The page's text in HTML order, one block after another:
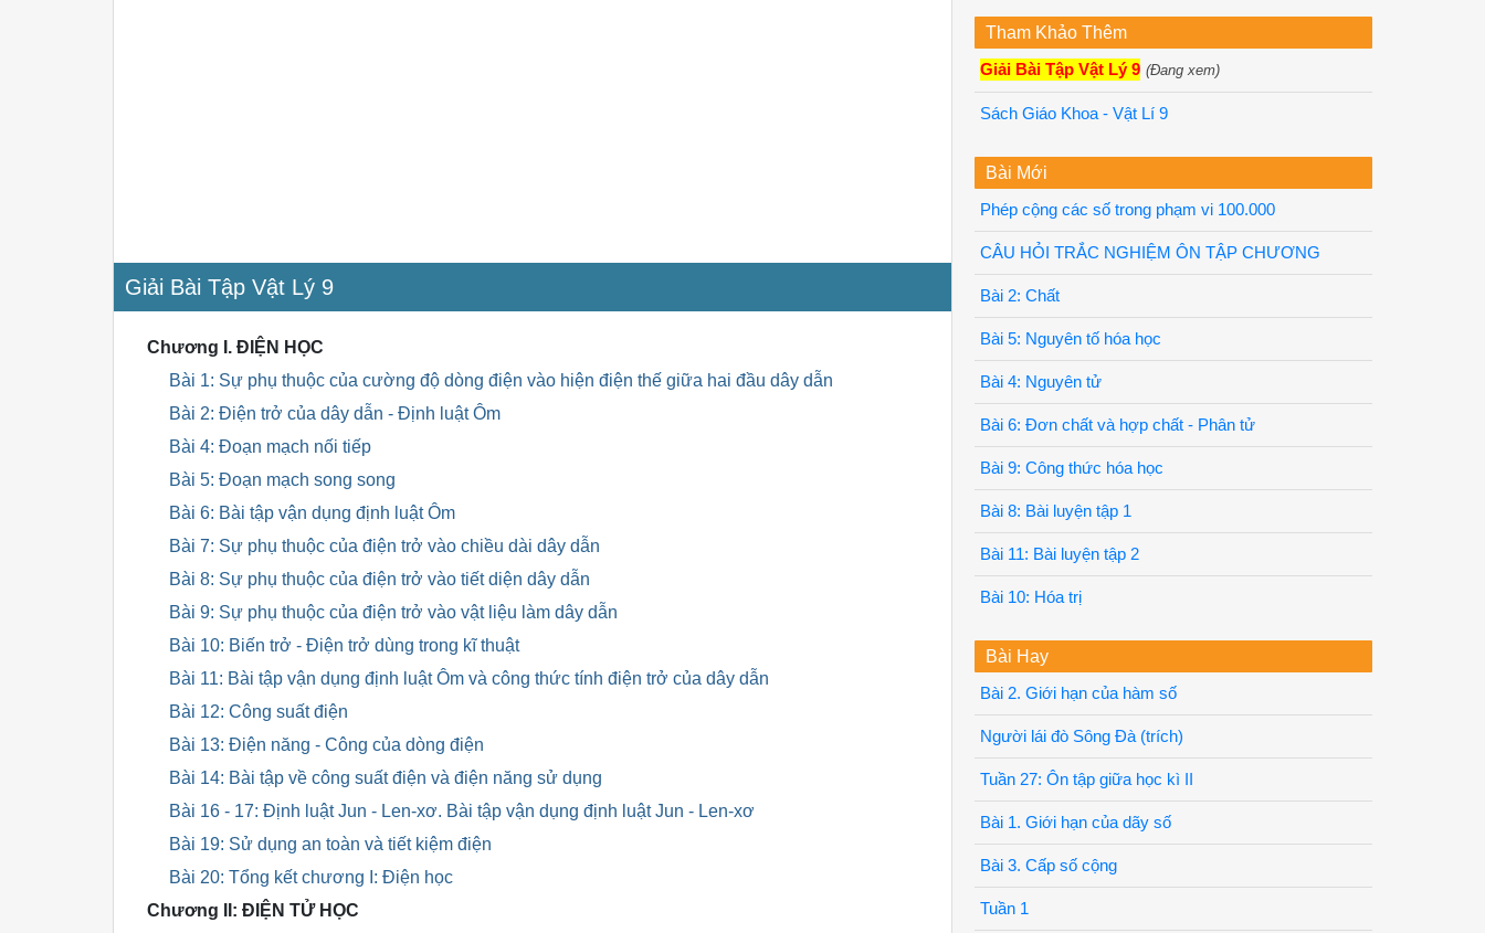
Giải Bài Tập Vật Lý 9
Chương I. ĐIỆN HỌC
Bài 1: Sự phụ thuộc của cường độ dòng điện vào hiện điện thế giữa hai đầu dây dẫn
Bài 2: Điện trở của dây dẫn - Định luật Ôm
Bài 4: Đoạn mạch nối tiếp
Bài 5: Đoạn mạch song song
Bài 6: Bài tập vận dụng định luật Ôm
Bài 7: Sự phụ thuộc của điện trở vào chiều dài dây dẫn
Bài 8: Sự phụ thuộc của điện trở vào tiết diện dây dẫn
Bài 9: Sự phụ thuộc của điện trở vào vật liệu làm dây dẫn
Bài 10: Biến trở - Điện trở dùng trong kĩ thuật
Bài 11: Bài tập vận dụng định luật Ôm và công thức tính điện trở của dây dẫn
Bài 12: Công suất điện
Bài 13: Điện năng - Công của dòng điện
Bài 14: Bài tập về công suất điện và điện năng sử dụng
Bài 16 - 17: Định luật Jun - Len-xơ. Bài tập vận dụng định luật Jun - Len-xơ
Bài 19: Sử dụng an toàn và tiết kiệm điện
Bài 20: Tổng kết chương I: Điện học
Chương II: ĐIỆN TỬ HỌC
Tham Khảo Thêm
Giải Bài Tập Vật Lý 9 (Đang xem)
Sách Giáo Khoa - Vật Lí 9
Bài Mới
Phép cộng các số trong phạm vi 100.000
CÂU HỎI TRẮC NGHIỆM ÔN TẬP CHƯƠNG
Bài 2: Chất
Bài 5: Nguyên tố hóa học
Bài 4: Nguyên tử
Bài 6: Đơn chất và hợp chất - Phân tử
Bài 9: Công thức hóa học
Bài 8: Bài luyện tập 1
Bài 11: Bài luyện tập 2
Bài 10: Hóa trị
Bài Hay
Bài 2. Giới hạn của hàm số
Người lái đò Sông Đà (trích)
Tuần 27: Ôn tập giữa học kì II
Bài 1. Giới hạn của dãy số
Bài 3. Cấp số cộng
Tuần 1